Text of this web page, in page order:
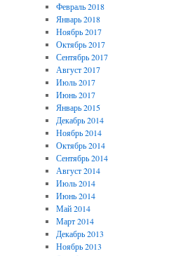
Февраль 2018
Январь 2018
Ноябрь 2017
Октябрь 2017
Сентябрь 2017
Август 2017
Июль 2017
Июнь 2017
Январь 2015
Декабрь 2014
Ноябрь 2014
Октябрь 2014
Сентябрь 2014
Август 2014
Июль 2014
Июнь 2014
Май 2014
Март 2014
Декабрь 2013
Ноябрь 2013